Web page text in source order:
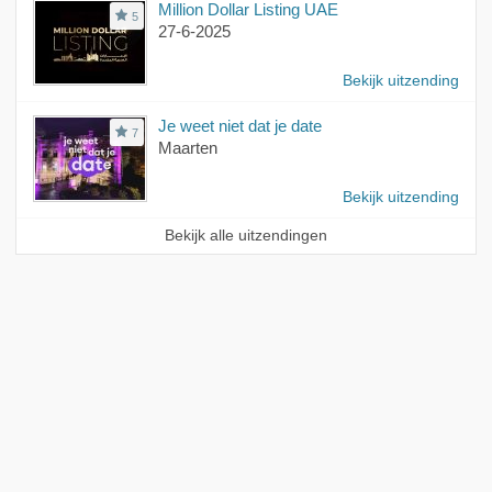
5
Million Dollar Listing UAE
27-6-2025
Bekijk uitzending
7
Je weet niet dat je date
Maarten
Bekijk uitzending
Bekijk alle uitzendingen